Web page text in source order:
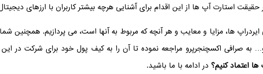
استارت آپ ها از این اقدام برای آشنایی هرچه بیشتر کاربران با ارزهای
ها، مزایا و معایب و هر آنچه که مربوط به آنها است، می پردازیم. همچنین
به صرافی اکسچنجرپرو مراجعه نموده تا آن را به کیف پول خود برای شرکت در این
ها اعتماد کنیم؟ در ادامه با ما باشید.